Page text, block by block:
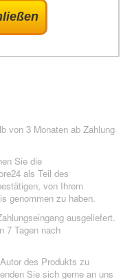
von 3 Monaten ab Zahlung
Sie die
als Teil des
von Ihrem
genommen zu haben.
ausgeliefert.
7 Tagen nach
des Produkts zu
Sie sich gerne an uns